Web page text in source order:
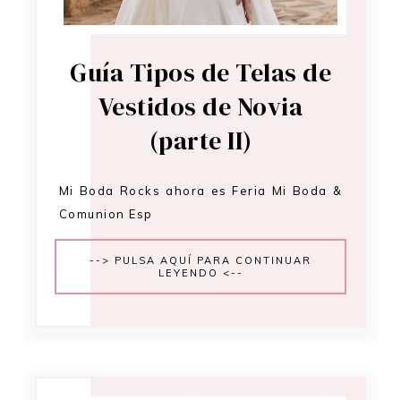
Guía Tipos de Telas de
Vestidos de Novia
(parte II)
Mi Boda Rocks ahora es Feria Mi Boda &
Comunion Esp
--> PULSA AQUÍ PARA CONTINUAR
LEYENDO <--